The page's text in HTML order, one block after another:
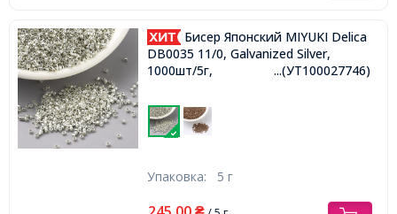
Бисер Японский MIYUKI Delica
DB0035 11/0, Galvanized Silver,
1000шт/5г,
...(УТ100027746)
Упаковка: 5 г